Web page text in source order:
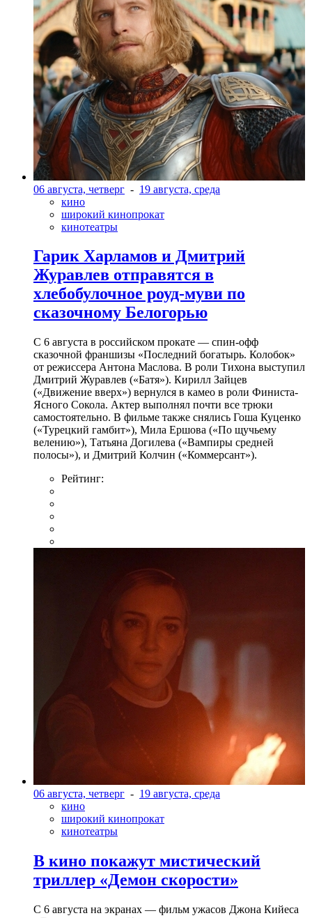
06 августа, четверг - 19 августа, среда
кино
широкий кинопрокат
кинотеатры
Гарик Харламов и Дмитрий
Журавлев отправятся в
хлебобулочное роуд-муви по
сказочному Белогорью
С 6 августа в российском прокате — спин-офф
сказочной франшизы «Последний богатырь. Колобок»
от режиссера Антона Маслова. В роли Тихона выступил
Дмитрий Журавлев («Батя»). Кирилл Зайцев
(«Движение вверх») вернулся в камео в роли Финиста-
Ясного Сокола. Актер выполнял почти все трюки
самостоятельно. В фильме также снялись Гоша Куценко
(«Турецкий гамбит»), Мила Ершова («По щучьему
велению»), Татьяна Догилева («Вампиры средней
полосы»), и Дмитрий Колчин («Коммерсант»).
Рейтинг:
06 августа, четверг - 19 августа, среда
кино
широкий кинопрокат
кинотеатры
В кино покажут мистический
триллер «Демон скорости»
С 6 августа на экранах — фильм ужасов Джона Кийеса